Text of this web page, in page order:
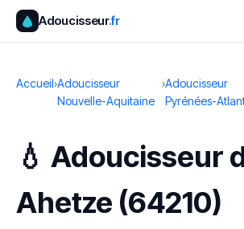
Adoucisseur.fr
Accueil›Adoucisseur
Nouvelle-Aquitaine
›Adoucisseur
Pyrénées-
💧 Adoucisseur
Ahetze (64210)